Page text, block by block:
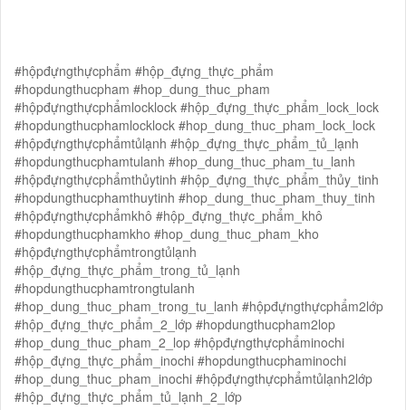
#hộpđựngthựcphẩm #hộp_đựng_thực_phẩm
#hopdungthucpham #hop_dung_thuc_pham
#hộpđựngthựcphẩmlocklock #hộp_đựng_thực_phẩm_lock_lock
#hopdungthucphamlocklock #hop_dung_thuc_pham_lock_lock
#hộpđựngthựcphẩmtủlạnh #hộp_đựng_thực_phẩm_tủ_lạnh
#hopdungthucphamtulanh #hop_dung_thuc_pham_tu_lanh
#hộpđựngthựcphẩmthủytinh #hộp_đựng_thực_phẩm_thủy_tinh
#hopdungthucphamthuytinh #hop_dung_thuc_pham_thuy_tinh
#hộpđựngthựcphẩmkhô #hộp_đựng_thực_phẩm_khô
#hopdungthucphamkho #hop_dung_thuc_pham_kho
#hộpđựngthựcphẩmtrongtủlạnh
#hộp_đựng_thực_phẩm_trong_tủ_lạnh
#hopdungthucphamtrongtulanh
#hop_dung_thuc_pham_trong_tu_lanh #hộpđựngthựcphẩm2lớp
#hộp_đựng_thực_phẩm_2_lớp #hopdungthucpham2lop
#hop_dung_thuc_pham_2_lop #hộpđựngthựcphẩminochi
#hộp_đựng_thực_phẩm_inochi #hopdungthucphaminochi
#hop_dung_thuc_pham_inochi #hộpđựngthựcphẩmtủlạnh2lớp
#hộp_đựng_thực_phẩm_tủ_lạnh_2_lớp